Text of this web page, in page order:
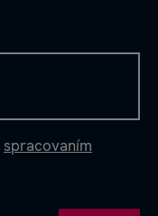
spracovaním